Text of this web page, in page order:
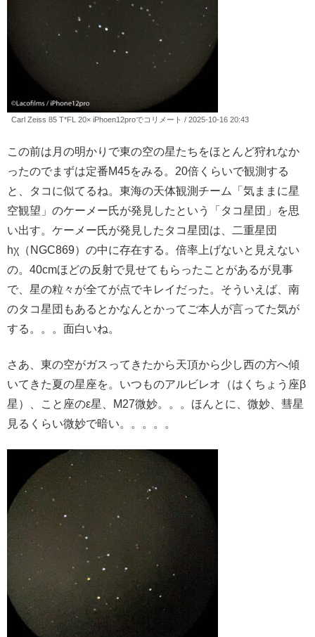
Carl Zeiss 85 T*FL 20× iPhoen12proでコリメート / 2025-10-16 20:43
この前は月の明かりで東の空の星たちをほとんど狩れなか
ったのでまずは定番M45をみる。20倍くらいで観測する
と、タコに似てるね。東海の天体観測チーム「気ままに星
空観望」のケーメー氏が発見したという「タコ星団」を思
い出す。ケーメー氏が発見したタコ星団は、二重星団
hχ（NGC869）の中に存在する。倍率上げないと見えない
の。40cmほどの反射で見せてもらったことがあるが見事
で、星の粒々が全てが点でキレイだった。そういえば、南
のタコ星団もあるとかなんとかってご本人が言ってた気が
する。。。面白いね。
さあ、東の空がガスってきたから天頂から少し西の方へ傾
いてきた夏の星座を。いつものアルビレオ（はくちょう座β
星）、こと座のε星、M27微妙。。。ほんとに、微妙、彗星
見るくらい微妙で暗い。。。。。